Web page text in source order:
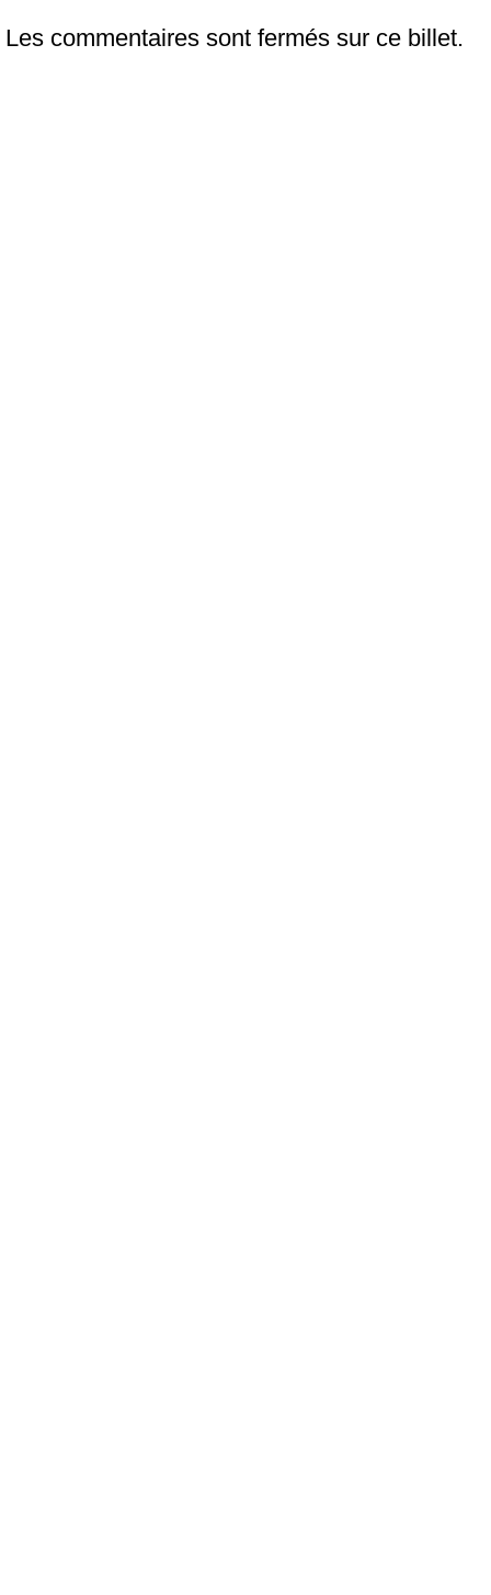
Les commentaires sont fermés sur ce billet.